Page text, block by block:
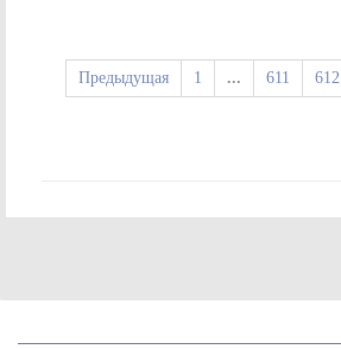
Предыдущая 1 ... 611 612